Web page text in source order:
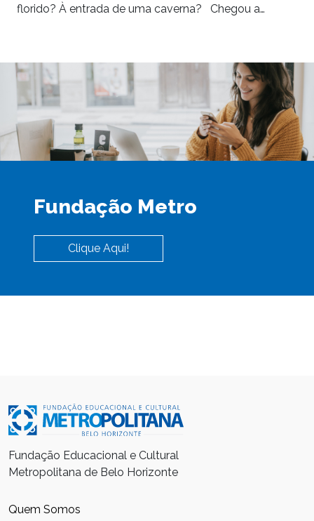
florido? À entrada de uma caverna? Chegou a…
Fundação Metro
Clique Aqui!
Fundação Educacional e Cultural
Metropolitana de Belo Horizonte
Quem Somos